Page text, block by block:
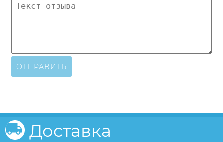
ОТПРАВИТЬ
Доставка